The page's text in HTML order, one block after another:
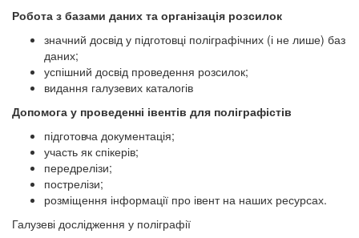
Робота з базами даних та організація розсилок
значний досвід у підготовці поліграфічних (і не лише) баз
даних;
успішний досвід проведення розсилок;
видання галузевих каталогів
Допомога у проведенні івентів для поліграфістів
підготовча документація;
участь як спікерів;
передрелізи;
пострелізи;
розміщення інформації про івент на наших ресурсах.
Галузеві дослідження у поліграфії